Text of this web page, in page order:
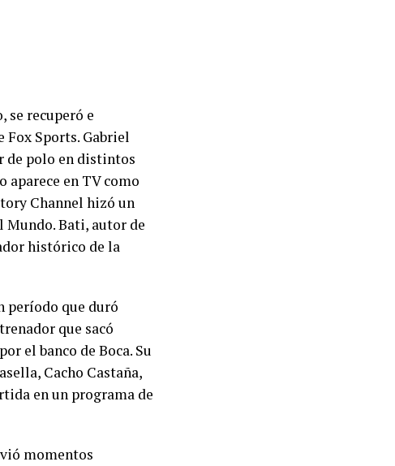
se recuperó e
Sports. Gabriel
de polo en distintos
aparece en TV como
Channel hizó un
Mundo. Bati, autor de
histórico de la
período que duró
que sacó
el banco de Boca. Su
Cacho Castaña,
en un programa de
momentos